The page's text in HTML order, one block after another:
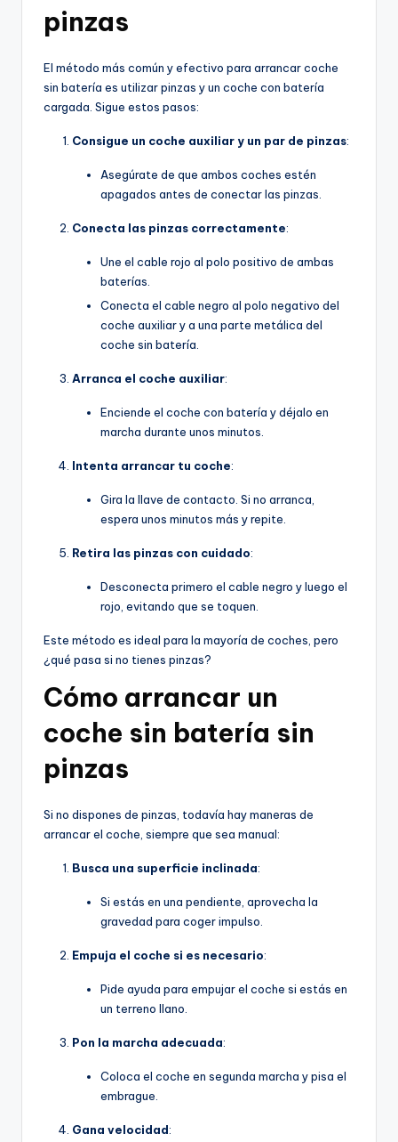
pinzas
El método más común y efectivo para arrancar coche
sin batería es utilizar pinzas y un coche con batería
cargada. Sigue estos pasos:
Consigue un coche auxiliar y un par de pinzas:
Asegúrate de que ambos coches estén
apagados antes de conectar las pinzas.
Conecta las pinzas correctamente:
Une el cable rojo al polo positivo de ambas
baterías.
Conecta el cable negro al polo negativo del
coche auxiliar y a una parte metálica del
coche sin batería.
Arranca el coche auxiliar:
Enciende el coche con batería y déjalo en
marcha durante unos minutos.
Intenta arrancar tu coche:
Gira la llave de contacto. Si no arranca,
espera unos minutos más y repite.
Retira las pinzas con cuidado:
Desconecta primero el cable negro y luego el
rojo, evitando que se toquen.
Este método es ideal para la mayoría de coches, pero
¿qué pasa si no tienes pinzas?
Cómo arrancar un
coche sin batería sin
pinzas
Si no dispones de pinzas, todavía hay maneras de
arrancar el coche, siempre que sea manual:
Busca una superficie inclinada:
Si estás en una pendiente, aprovecha la
gravedad para coger impulso.
Empuja el coche si es necesario:
Pide ayuda para empujar el coche si estás en
un terreno llano.
Pon la marcha adecuada:
Coloca el coche en segunda marcha y pisa el
embrague.
Gana velocidad: